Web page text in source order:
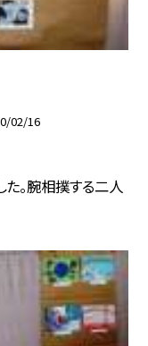
02/16
た。腕相撲する二人